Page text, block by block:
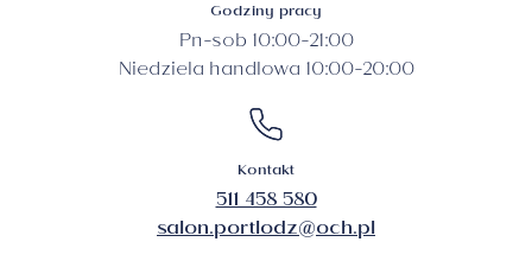
Godziny pracy
Pn-sob 10:00-21:00
Niedziela handlowa 10:00-20:00
Kontakt
511 458 580
salon.portlodz@och.pl